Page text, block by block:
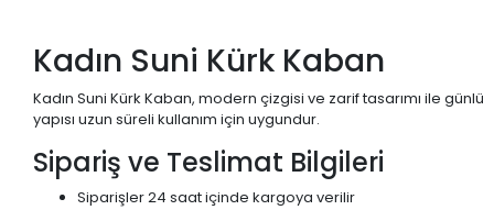
Kadın Suni Kürk Kaban
Kadın Suni Kürk Kaban, modern çizgisi ve zarif tasarımı ile
yapısı uzun süreli kullanım için uygundur.
Sipariş ve Teslimat Bilgileri
Siparişler 24 saat içinde kargoya verilir